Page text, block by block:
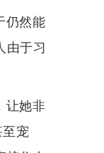
仍然能
由于习
让她非
至宠